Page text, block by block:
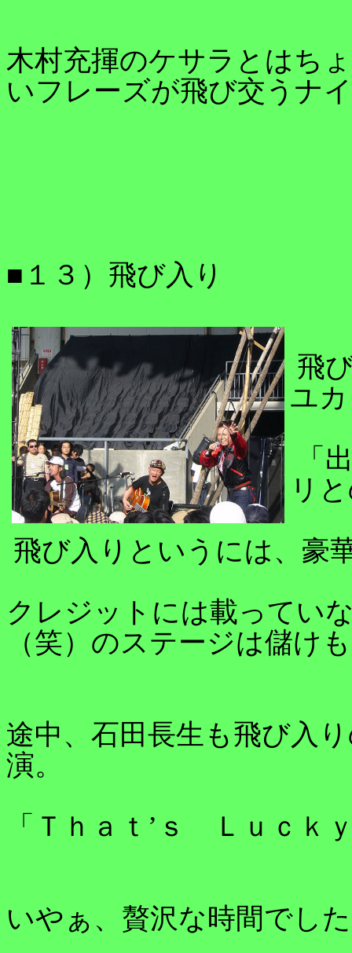
木村充揮のケサラとはち
いフレーズが飛び交うナ
■１３）飛び入り
飛
ユ
「
リ
飛び入りというには、豪
クレジットには載ってい
（笑）のステージは儲け
途中、石田長生も飛び入
演。
「Ｔｈａｔ’ｓ Ｌｕｃ
いやぁ、贅沢な時間でし